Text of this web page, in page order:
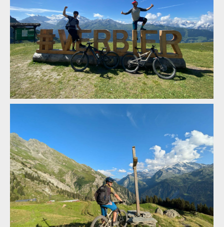
ENDURO2 se v roce 2025 pojede v Meribelu a Verbieru
ENDURO2 se v roce 2025 pojede v Meribelu a Verbieru
ENDURO2 se v roce 2025 pojede v Meribelu a Verbieru